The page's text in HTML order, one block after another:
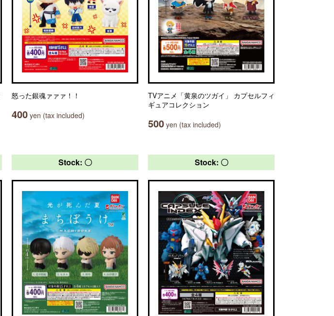
怒った銀魂ァァァ！！
400 yen (tax included)
TVアニメ「黄泉のツガイ」 カプセルフィ
ギュアコレクション
500 yen (tax included)
Stock: 〇 Stock: 〇